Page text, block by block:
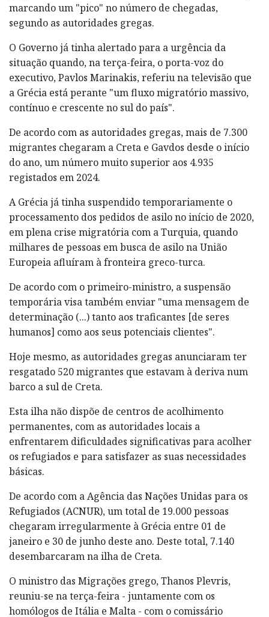
marcando um "pico" no número de chegadas,
segundo as autoridades gregas.
O Governo já tinha alertado para a urgência da
situação quando, na terça-feira, o porta-voz do
executivo, Pavlos Marinakis, referiu na televisão que
a Grécia está perante "um fluxo migratório massivo,
contínuo e crescente no sul do país".
De acordo com as autoridades gregas, mais de 7.300
migrantes chegaram a Creta e Gavdos desde o início
do ano, um número muito superior aos 4.935
registados em 2024.
A Grécia já tinha suspendido temporariamente o
processamento dos pedidos de asilo no início de 2020,
em plena crise migratória com a Turquia, quando
milhares de pessoas em busca de asilo na União
Europeia afluíram à fronteira greco-turca.
De acordo com o primeiro-ministro, a suspensão
temporária visa também enviar "uma mensagem de
determinação (...) tanto aos traficantes [de seres
humanos] como aos seus potenciais clientes".
Hoje mesmo, as autoridades gregas anunciaram ter
resgatado 520 migrantes que estavam à deriva num
barco a sul de Creta.
Esta ilha não dispõe de centros de acolhimento
permanentes, com as autoridades locais a
enfrentarem dificuldades significativas para acolher
os refugiados e para satisfazer as suas necessidades
básicas.
De acordo com a Agência das Nações Unidas para os
Refugiados (ACNUR), um total de 19.000 pessoas
chegaram irregularmente à Grécia entre 01 de
janeiro e 30 de junho deste ano. Deste total, 7.140
desembarcaram na ilha de Creta.
O ministro das Migrações grego, Thanos Plevris,
reuniu-se na terça-feira - juntamente com os
homólogos de Itália e Malta - com o comissário